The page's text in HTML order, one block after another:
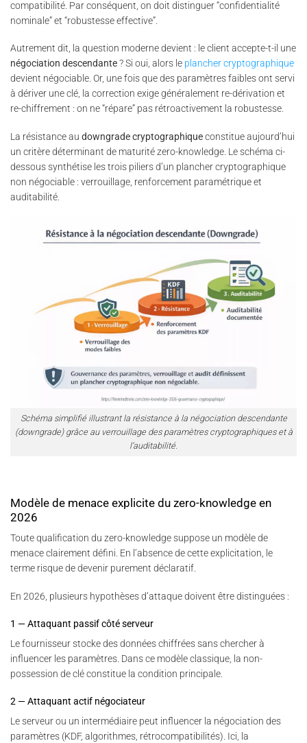
compatibilité. Par conséquent, on doit distinguer “confidentialité
nominale” et “robustesse effective”.
Autrement dit, la question moderne devient : le client accepte-t-il une
négociation descendante? Si oui, alors le plancher cryptographique
devient négociable. Or, une fois que des paramètres faibles ont servi
à dériver une clé, la correction exige généralement re-dérivation et
re-chiffrement : on ne “répare” pas rétroactivement la robustesse.
La résistance au downgrade cryptographiqueconstitue aujourd’hui
un critère déterminant de maturité zero-knowledge. Le schéma ci-
dessous synthétise les trois piliers d’un plancher cryptographique
non négociable : verrouillage, renforcement paramétrique et
auditabilité.
Schéma simplifié illustrant la résistance à la négociation descendante
(downgrade) grâce au verrouillage des paramètres cryptographiques et à
l’auditabilité.
Modèle de menace explicite du zero-knowledge en
2026
Toute qualification du zero-knowledge suppose un modèle de
menace clairement défini. En l’absence de cette explicitation, le
terme risque de devenir purement déclaratif.
En 2026, plusieurs hypothèses d’attaque doivent être distinguées :
1 — Attaquant passif côté serveur
Le fournisseur stocke des données chiffrées sans chercher à
influencer les paramètres. Dans ce modèle classique, la non-
possession de clé constitue la condition principale.
2 — Attaquant actif négociateur
Le serveur ou un intermédiaire peut influencer la négociation des
paramètres (KDF, algorithmes, rétrocompatibilités). Ici, la